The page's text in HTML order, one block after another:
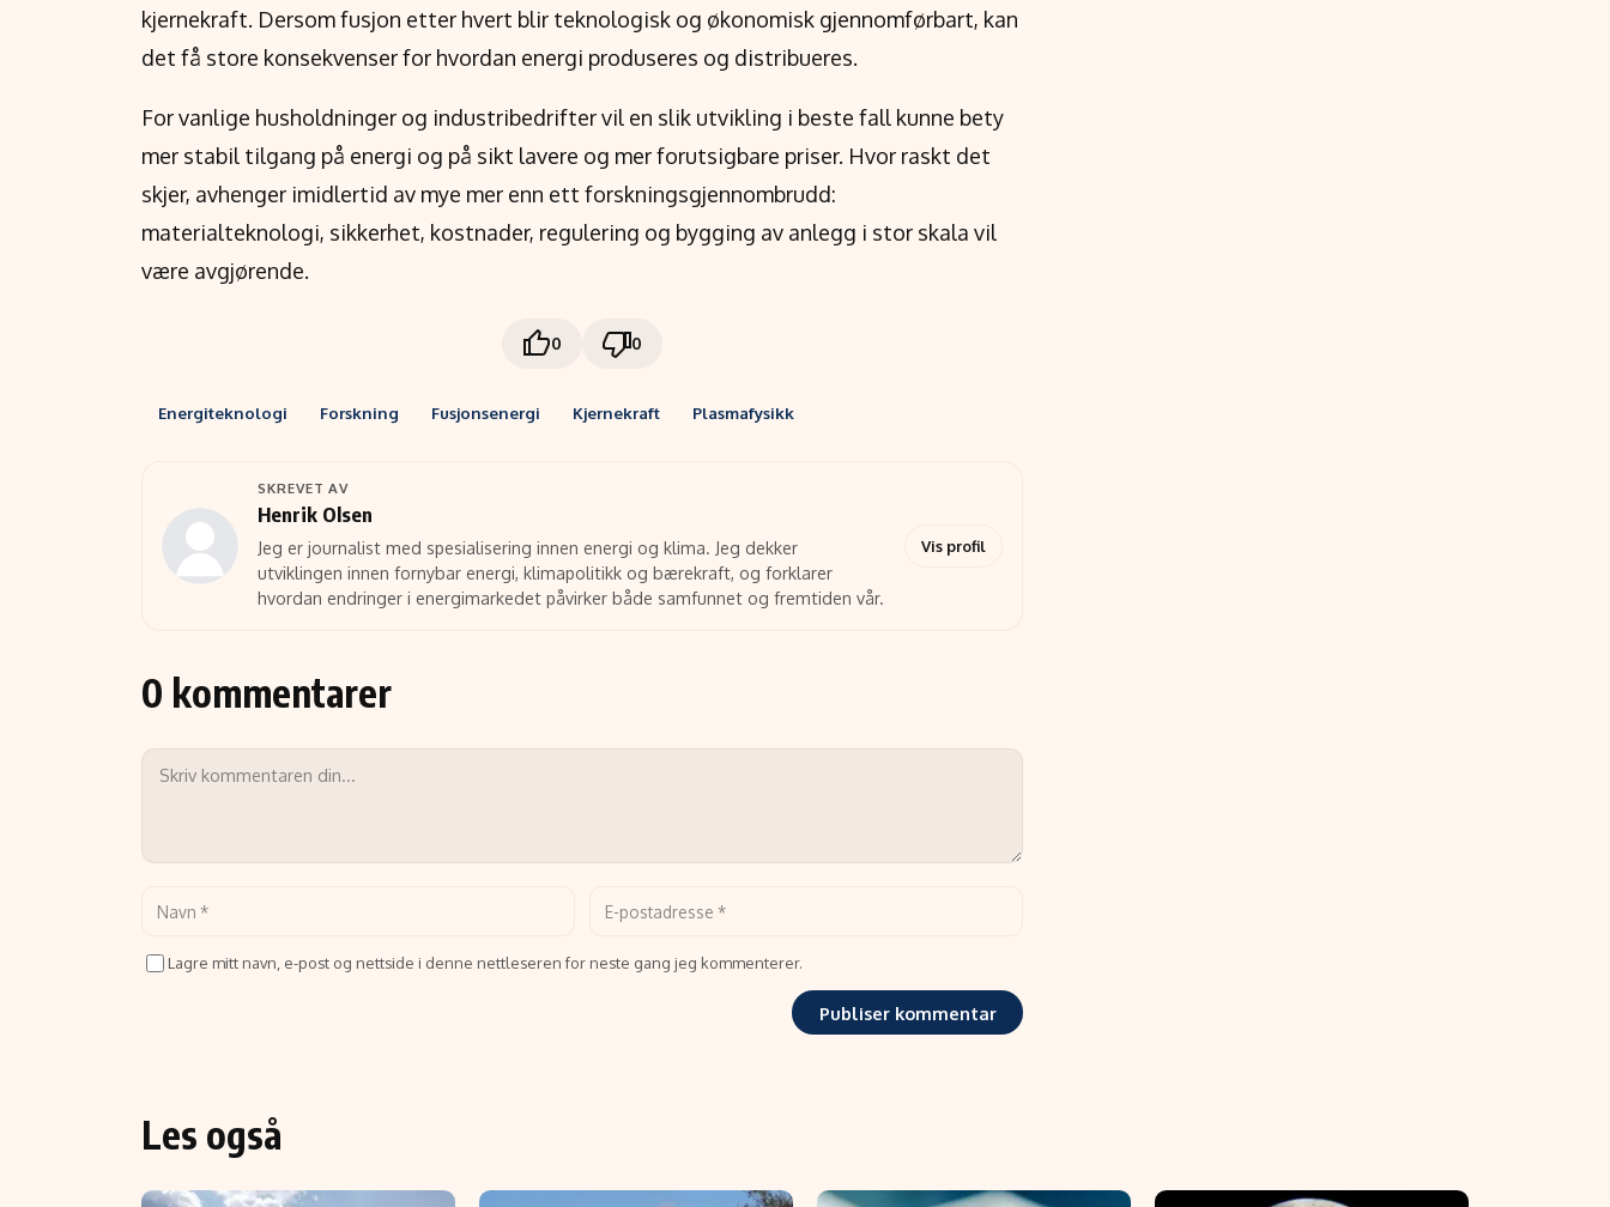
kjernekraft. Dersom fusjon etter hvert blir teknologisk og økonomisk gjennomførbart, kan
det få store konsekvenser for hvordan energi produseres og distribueres.
For vanlige husholdninger og industribedrifter vil en slik utvikling i beste fall kunne bety
mer stabil tilgang på energi og på sikt lavere og mer forutsigbare priser. Hvor raskt det
skjer, avhenger imidlertid av mye mer enn ett forskningsgjennombrudd:
materialteknologi, sikkerhet, kostnader, regulering og bygging av anlegg i stor skala vil
være avgjørende.
0 0
Energiteknologi Forskning Fusjonsenergi Kjernekraft Plasmafysikk
SKREVET AV
Henrik Olsen
Jeg er journalist med spesialisering innen energi og klima. Jeg dekker
utviklingen innen fornybar energi, klimapolitikk og bærekraft, og forklarer
hvordan endringer i energimarkedet påvirker både samfunnet og fremtiden vår.
Vis profil
0 kommentarer
Lagre mitt navn, e-post og nettside i denne nettleseren for neste gang jeg kommenterer.
Les også